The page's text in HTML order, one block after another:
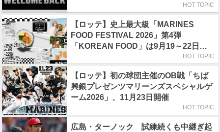
HOT TOPIC
【ロッテ】史上最大級「MARINES
FOOD FESTIVAL 2026」第4弾
「KOREAN FOOD」は9月19～22日／
HOT TOPIC
【ロッテ】初の球団主催のOB戦「ちば
興銀プレゼンツマリーンズスペシャルゲ
ーム2026」、11月23日開催
HOT TOPIC
広島・ターノック 試練続くも中継ぎ起